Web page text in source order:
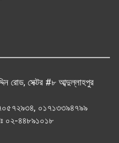
রোড, সেক্টর #৮ আব্দুল্লাহপুর
০১৭১৩৩৯৪৭৯৯
০২-৪৪৮৯১০১৮